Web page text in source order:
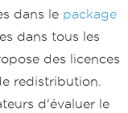
dans le package
dans tous les
des licences
redistribution.
d'évaluer le